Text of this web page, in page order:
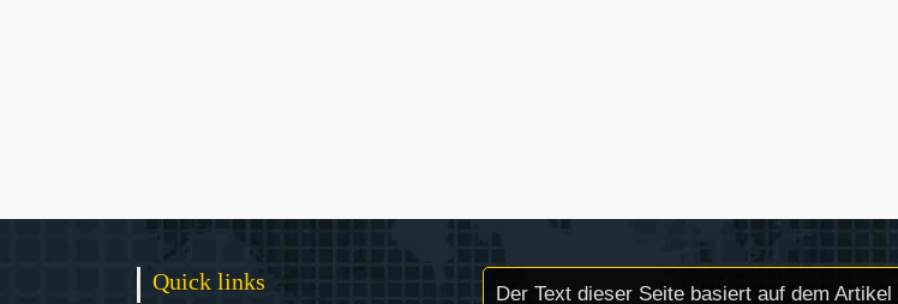
Quick links Der Text dieser Seite basiert auf dem Artikel